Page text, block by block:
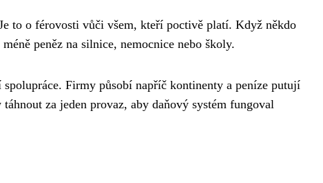
to o férovosti vůči všem, kteří poctivě platí. Když někdo
peněz na silnice, nemocnice nebo školy.
Firmy působí napříč kontinenty a peníze putují
za jeden provaz, aby daňový systém fungoval